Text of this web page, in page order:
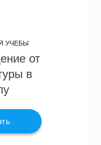
УЧЕБЫ
от
в